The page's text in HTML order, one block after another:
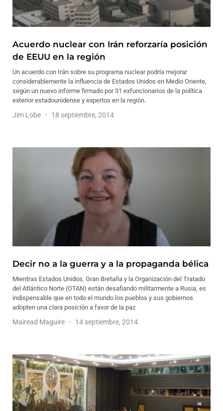
Acuerdo nuclear con Irán reforzaría posición
de EEUU en la región
Un acuerdo con Irán sobre su programa nuclear podría mejorar
considerablemente la influencia de Estados Unidos en Medio Oriente,
según un nuevo informe firmado por 31 exfuncionarios de la política
exterior estadounidense y expertos en la región.
Jim Lobe 18 septiembre, 2014
Decir no a la guerra y a la propaganda bélica
Mientras Estados Unidos, Gran Bretaña y la Organización del Tratado
del Atlántico Norte (OTAN) están desafiando militarmente a Rusia, es
indispensable que en todo el mundo los pueblos y sus gobiernos
adopten una clara posición a favor de la paz
Mairead Maguire 14 septiembre, 2014